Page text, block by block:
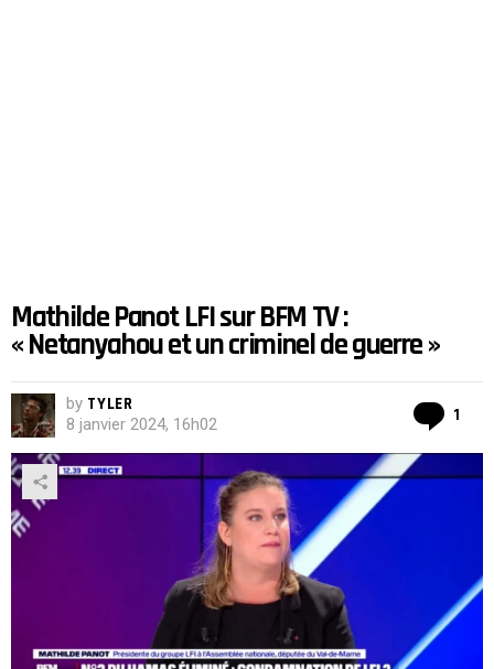
Mathilde Panot LFI sur BFM TV :
« Netanyahou et un criminel de guerre »
by TYLER
8 janvier 2024, 16h02 1